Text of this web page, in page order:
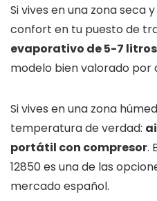
Si vives en una zona seca
confort en tu puesto de
evaporativo de 5-7 litros
modelo bien valorado por
Si vives en una zona
temperatura de verdad:
portátil con compresor.
12850 es una de las
mercado español.